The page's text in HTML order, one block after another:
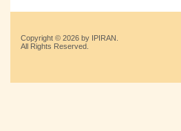
Copyright © 2026 by IPIRAN.
All Rights Reserved.